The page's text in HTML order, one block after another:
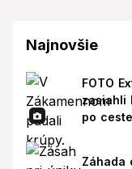
Najnovšie
FOTO
zasiahli
po
Záhada